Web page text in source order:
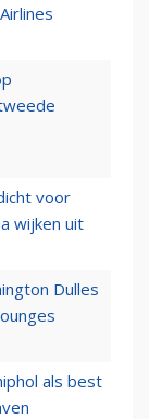
voor
wijken uit
Dulles
als best